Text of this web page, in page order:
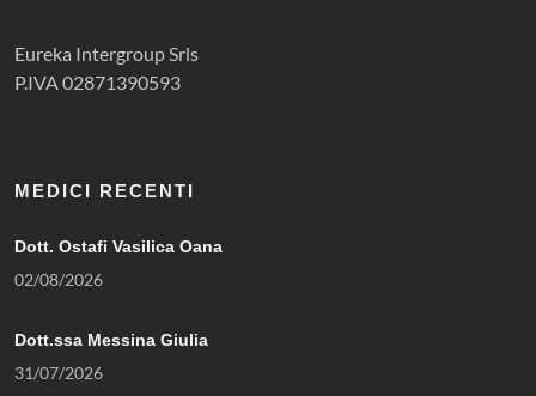
Eureka Intergroup Srls
P.IVA 02871390593
MEDICI RECENTI
Dott. Ostafi Vasilica Oana
02/08/2026
Dott.ssa Messina Giulia
31/07/2026